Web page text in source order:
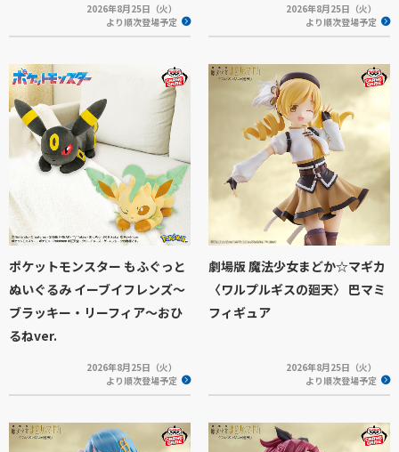
2026年8月25日（火）
より順次登場予定
2026年8月25日（火）
より順次登場予定
ポケットモンスター もふぐっと
ぬいぐるみ イーブイフレンズ～
ブラッキー・リーフィア～おひ
るねver.
2026年8月25日（火）
より順次登場予定
劇場版 魔法少女まどか☆マギカ
〈ワルプルギスの廻天〉 巴マミ
フィギュア
2026年8月25日（火）
より順次登場予定